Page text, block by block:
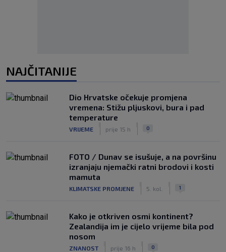
NAJČITANIJE
Dio Hrvatske očekuje promjena
vremena: Stižu pljuskovi, bura i pad
temperature
VRIJEME prije 15 h 0
FOTO / Dunav se isušuje, a na površinu
izranjaju njemački ratni brodovi i kosti
mamuta
KLIMATSKE PROMJENE 5. kol. 1
Kako je otkriven osmi kontinent?
Zealandija im je cijelo vrijeme bila pod
nosom
ZNANOST prije 16 h 0